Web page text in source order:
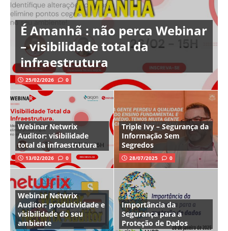
É Amanhã : não perca Webinar
– visibilidade total da
infraestrutura
25/02/2026 0
Webinar Netwrix
Auditor: visibilidade
total da infraestrutura
13/02/2026 0
Triple Ivy – Segurança da
Informação Sem
Segredos
28/07/2025 0
Webinar Netwrix
Auditor: produtividade e
visibilidade do seu
ambiente
Importância da
Segurança para a
Proteção de Dados